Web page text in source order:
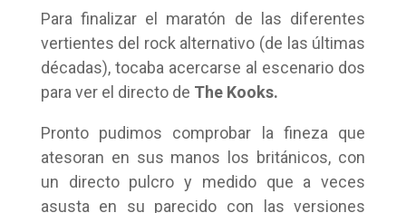
Para finalizar el maratón de las diferentes
vertientes del rock alternativo (de las últimas
décadas), tocaba acercarse al escenario dos
para ver el directo de The Kooks.
Pronto pudimos comprobar la fineza que
atesoran en sus manos los británicos, con
un directo pulcro y medido que a veces
asusta en su parecido con las versiones